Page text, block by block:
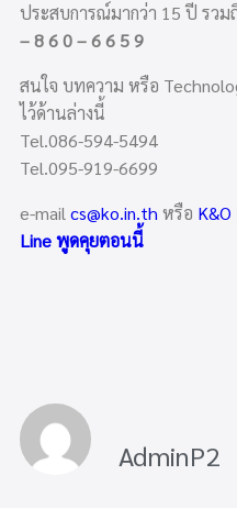
ประสบการณ์มากว่า 15 ปี รว
– 8 6 0 – 6 6 5 9
สนใจ บทความ หรือ
ไว้ด้านล่างนี้
Tel.086-594-5494
Tel.095-919-6699
e-mailcs@ko.in.th หรือ K&O
Line พูดคุยตอนนี้
AdminP2